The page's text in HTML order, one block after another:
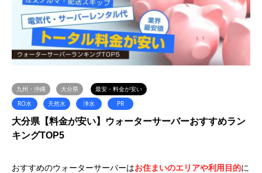
九州・沖縄 大分県
最安・料金が安い
RO水
天然水 浄水 PR
大分県【料金が安い】ウォーターサーバーおすすめラン
キングTOP5
おすすめのウォーターサーバーはお住まいのエリアや利用目的に